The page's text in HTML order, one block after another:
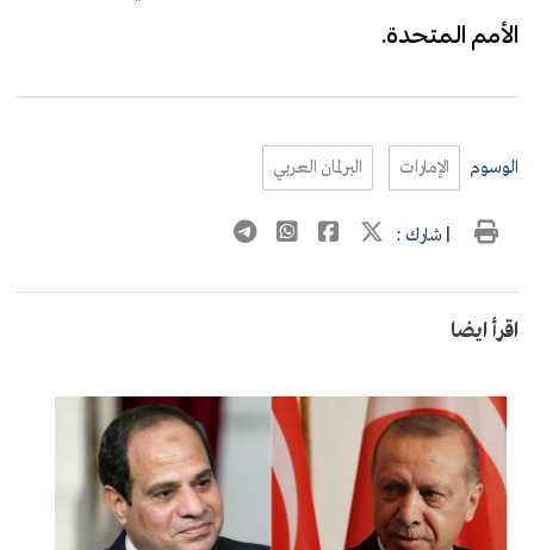
الأمم المتحدة.
الوسوم الإمارات البرلمان العربي
| شارك :
اقرأ ايضا